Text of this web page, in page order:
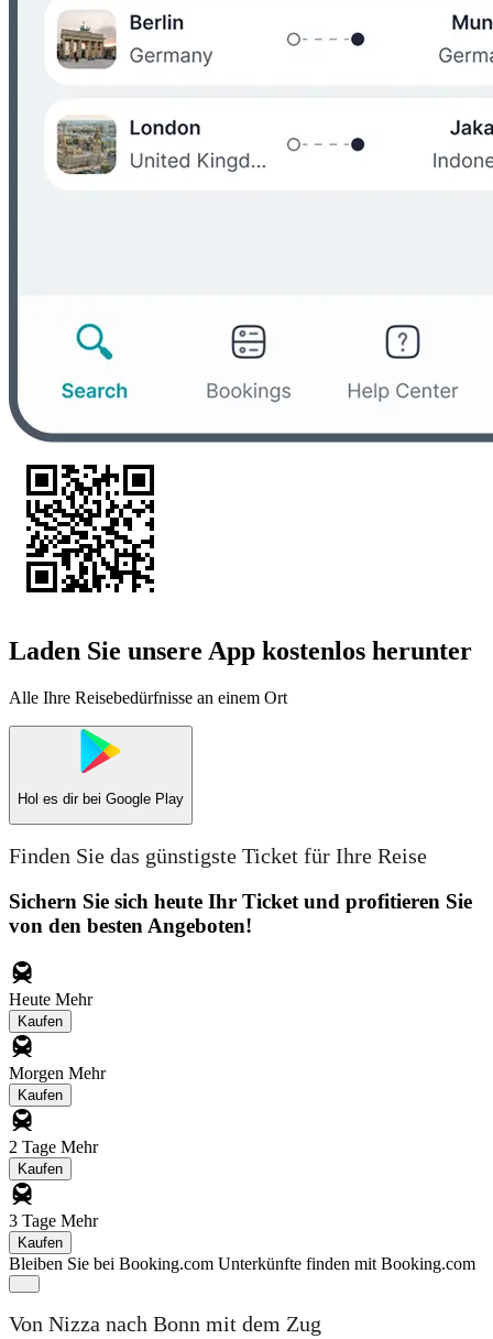
Laden Sie unsere App kostenlos herunter
Alle Ihre Reisebedürfnisse an einem Ort
Hol es dir bei Google Play
Finden Sie das günstigste Ticket für Ihre Reise
Sichern Sie sich heute Ihr Ticket und profitieren Sie
von den besten Angeboten!
Heute Mehr
Kaufen
Morgen Mehr
Kaufen
2 Tage Mehr
Kaufen
3 Tage Mehr
Kaufen
Bleiben Sie bei Booking.com Unterkünfte finden mit Booking.com
Von Nizza nach Bonn mit dem Zug